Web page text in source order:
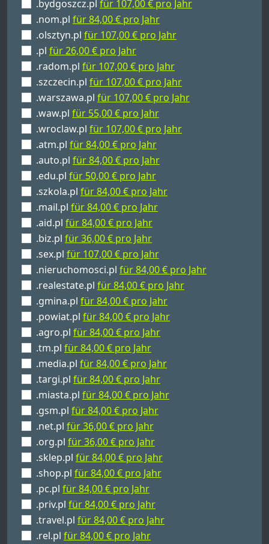
.bydgoszcz.pl für 107,00 € pro Jahr
.nom.pl für 84,00 € pro Jahr
.olsztyn.pl für 107,00 € pro Jahr
.pl für 26,00 € pro Jahr
.radom.pl für 107,00 € pro Jahr
.szczecin.pl für 107,00 € pro Jahr
.warszawa.pl für 107,00 € pro Jahr
.waw.pl für 55,00 € pro Jahr
.wroclaw.pl für 107,00 € pro Jahr
.atm.pl für 84,00 € pro Jahr
.auto.pl für 84,00 € pro Jahr
.edu.pl für 50,00 € pro Jahr
.szkola.pl für 84,00 € pro Jahr
.mail.pl für 84,00 € pro Jahr
.aid.pl für 84,00 € pro Jahr
.biz.pl für 36,00 € pro Jahr
.sex.pl für 107,00 € pro Jahr
.nieruchomosci.pl für 84,00 € pro Jahr
.realestate.pl für 84,00 € pro Jahr
.gmina.pl für 84,00 € pro Jahr
.powiat.pl für 84,00 € pro Jahr
.agro.pl für 84,00 € pro Jahr
.tm.pl für 84,00 € pro Jahr
.media.pl für 84,00 € pro Jahr
.targi.pl für 84,00 € pro Jahr
.miasta.pl für 84,00 € pro Jahr
.gsm.pl für 84,00 € pro Jahr
.net.pl für 36,00 € pro Jahr
.org.pl für 36,00 € pro Jahr
.sklep.pl für 84,00 € pro Jahr
.shop.pl für 84,00 € pro Jahr
.pc.pl für 84,00 € pro Jahr
.priv.pl für 84,00 € pro Jahr
.travel.pl für 84,00 € pro Jahr
.rel.pl für 84,00 € pro Jahr